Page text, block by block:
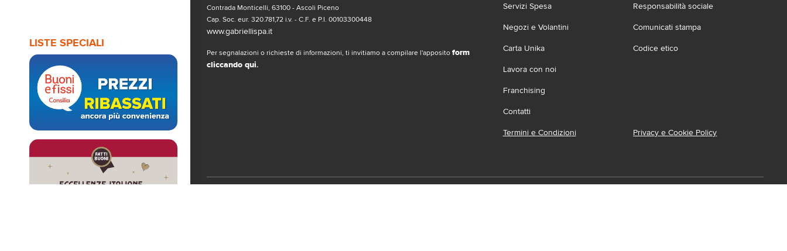
LISTE SPECIALI
Contrada Monticelli, 63100 - Ascoli Piceno
Cap. Soc. eur. 320.781,72 i.v. - C.F. e P.I. 00103300448
www.gabriellispa.it
Per segnalazioni o richieste di informazioni, ti invitiamo a compilare l'apposito form
cliccando qui.
Servizi Spesa
Negozi e Volantini
Carta Unika
Lavora con noi
Franchising
Contatti
Responsabilità sociale
Comunicati stampa
Codice etico
Termini e Condizioni Privacy e Cookie Policy